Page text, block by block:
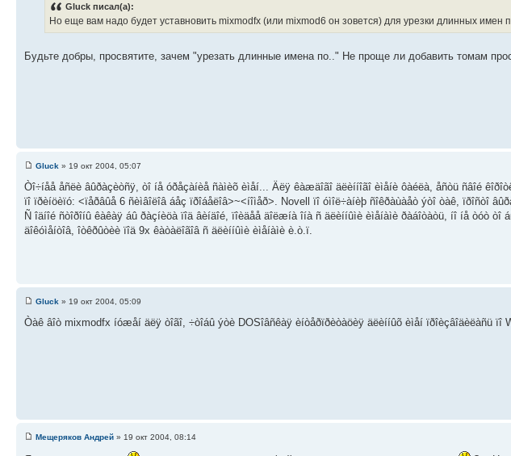
Gluck писал(а):
Но еще вам надо будет уставновить mixmodfx (или mixmod6 он зовется) для урезки длинных имен
Будьте добры, просвятите, зачем "урезать длинные имена по.." Не проще ли добавить томам
Gluck » 19 окт 2004, 05:07
Òî÷íåå åñëè âûðàçèòñÿ, òî íå óðåçàíèå ñàìèõ èìåí... Äëÿ êàæäîãî äëèííîãî èìåíè ôàéëà, åñòü ñâîé
ïî ïðèíöèïó: <ïåðâûå 6 ñèìâîëîâ áåç ïðîáåëîâ>~<íîìåð>. Novell ïî óìîë÷àíèþ ñîêðàùàåò ýòî òàê, ïðîñòî
Ñ îäíîé ñòîðîíû êàêàÿ áû ðàçíèöà ïîä âèíäîé, ïîèäåå äîëæíà îíà ñ äëèííûìè èìåíàìè ðàáîòàòü, íî íå òóò òî
äîêóìåíòîâ, îòêðûòèè ïîä 9x êàòàëîãîâ ñ äëèííûìè èìåíàìè è.ò.ï.
Gluck » 19 окт 2004, 05:09
Òàê âîò mixmodfx íóæåí äëÿ òîãî, ÷òîáû ýòè DOSîâñêàÿ èíòåðïðèòàöèÿ äëèííûõ èìåí ïðîèçâîäèëàñü ïî
Мещеряков Андрей » 19 окт 2004, 08:14